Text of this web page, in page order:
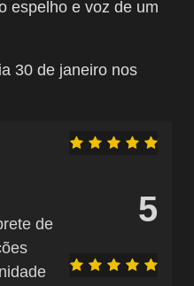
espelho e voz de um
30 de janeiro nos
5
de